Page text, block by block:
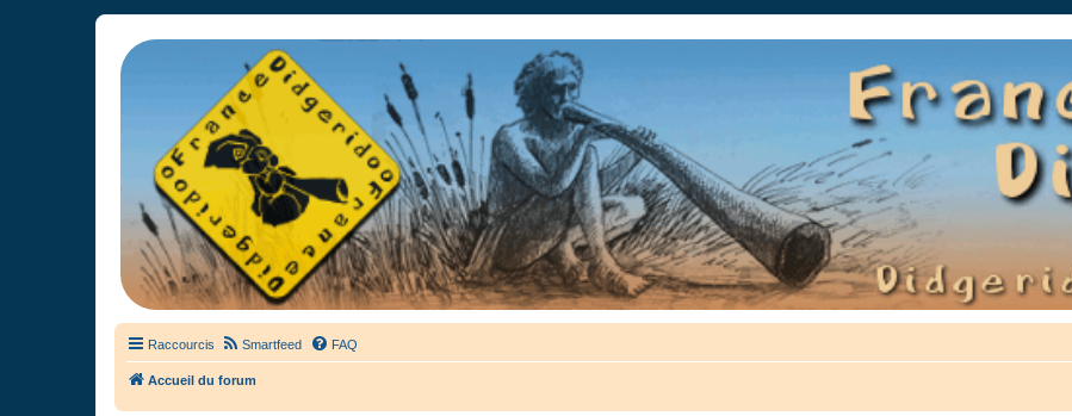
France Didgeridoo
Didgeridoo et Guimbarde sur France Didgeridoo - retrouvez la communauté.
Raccourcis Smartfeed FAQ
Accueil du forum